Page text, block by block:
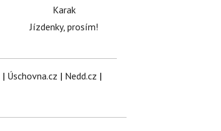
Karak
Jízdenky, prosím!
| Úschovna.cz | Nedd.cz |